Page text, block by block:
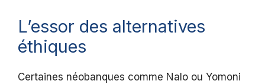
L’essor des alternatives
éthiques
Certaines néobanques comme Nalo ou Yomoni